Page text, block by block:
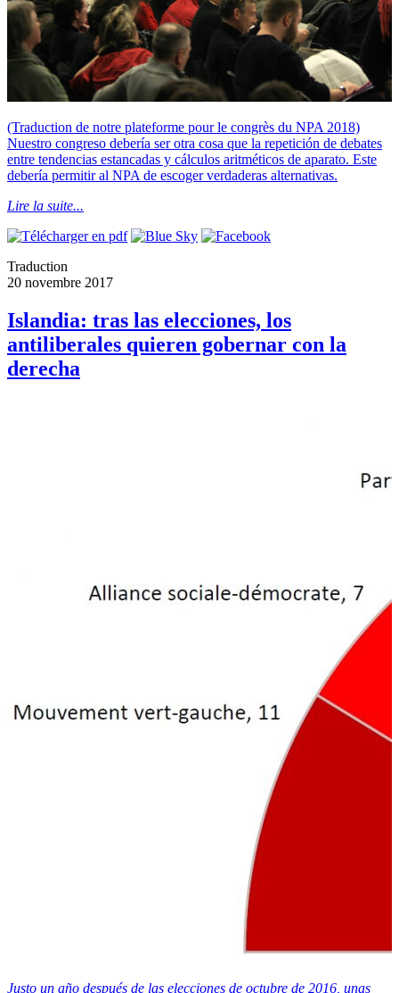
(Traduction de notre plateforme pour le congrès du NPA 2018)
Nuestro congreso debería ser otra cosa que la repetición de debates
entre tendencias estancadas y cálculos aritméticos de aparato. Este
debería permitir al NPA de escoger verdaderas alternativas.
Lire la suite...
Traduction
20 novembre 2017
Islandia: tras las elecciones, los
antiliberales quieren gobernar con la
derecha
Justo un año después de las elecciones de octubre de 2016, unas